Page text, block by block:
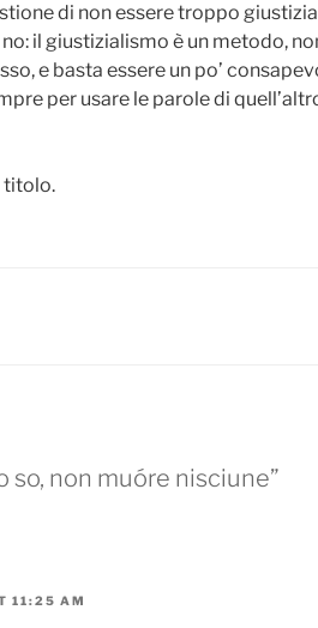
di non essere troppo
il giustizialismo è un metodo,
e basta essere un po’
per usare le parole di
titolo.
so, non muóre nisciune”
11:25 AM